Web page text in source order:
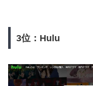
3位：Hulu